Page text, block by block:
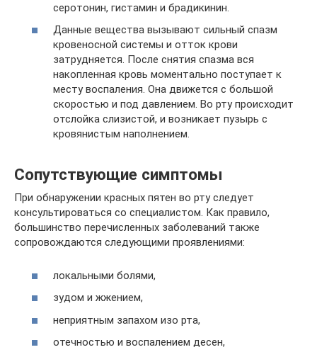
серотонин, гистамин и брадикинин.
Данные вещества вызывают сильный спазм
кровеносной системы и отток крови
затрудняется. После снятия спазма вся
накопленная кровь моментально поступает к
месту воспаления. Она движется с большой
скоростью и под давлением. Во рту происходит
отслойка слизистой, и возникает пузырь с
кровянистым наполнением.
Сопутствующие симптомы
При обнаружении красных пятен во рту следует
консультироваться со специалистом. Как правило,
большинство перечисленных заболеваний также
сопровождаются следующими проявлениями:
локальными болями,
зудом и жжением,
неприятным запахом изо рта,
отечностью и воспалением десен,